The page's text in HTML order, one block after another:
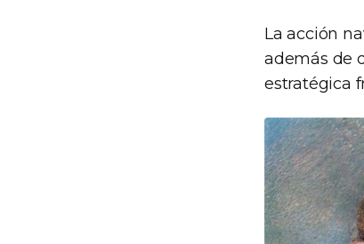
La acción
además de
estratégica